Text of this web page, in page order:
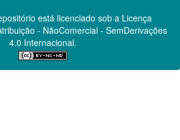
está licenciado sob a Licença
- NãoComercial - SemDerivações
4.0 Internacional.